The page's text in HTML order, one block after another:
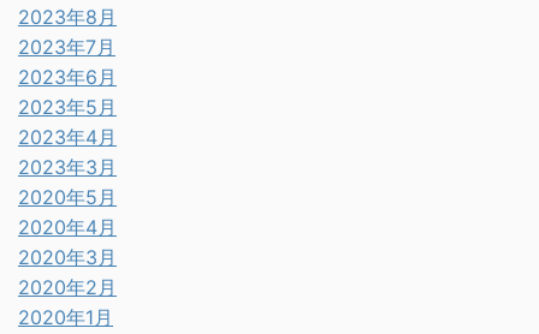
2023年8月
2023年7月
2023年6月
2023年5月
2023年4月
2023年3月
2020年5月
2020年4月
2020年3月
2020年2月
2020年1月